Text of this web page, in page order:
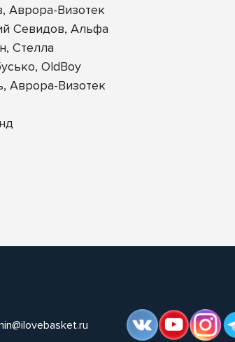
Визотек
Севидов, Альфа
Стелла
OldBoy
Аврора-Визотек